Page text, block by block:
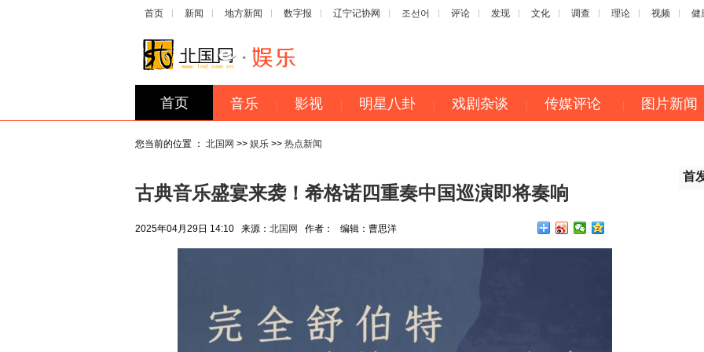
首页 新闻 地方新闻 数字报 辽宁记协网 조선어 评论 发现 文化 调查 理论 视频 健
首页 音乐 影视 明星八卦 戏剧杂谈 传媒评论 图片新闻
您当前的位置 ： 北国网 >> 娱乐 >> 热点新闻
古典音乐盛宴来袭！希格诺四重奏中国巡演即将奏响
2025年04月29日 14:10 来源： 北国网 作者： 编辑： 曹思洋
首